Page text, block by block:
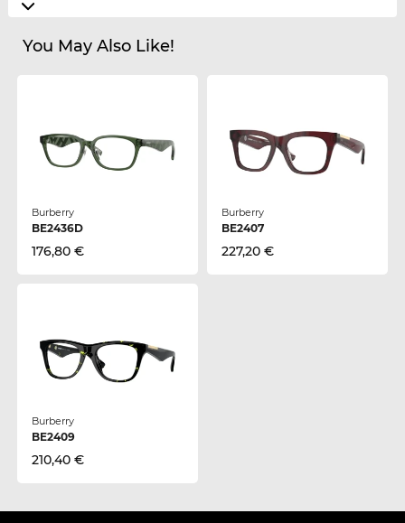
You May Also Like!
Burberry
BE2436D
176,80 €
Burberry
BE2407
227,20 €
Burberry
BE2409
210,40 €